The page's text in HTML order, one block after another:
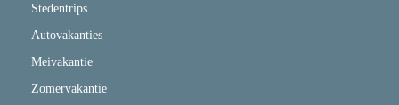
Stedentrips
Autovakanties
Meivakantie
Zomervakantie